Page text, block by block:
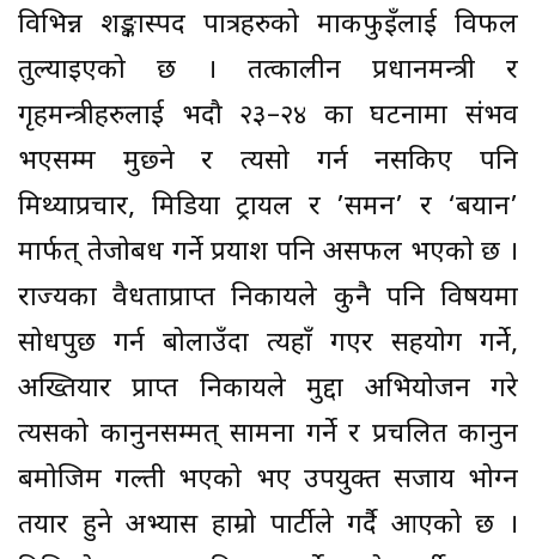
विभिन्न शङ्कास्पद पात्रहरुको माकफुइँलाई विफल
तुल्याइएको छ । तत्कालीन प्रधानमन्त्री र
गृहमन्त्रीहरुलाई भदौ २३–२४ का घटनामा संभव
भएसम्म मुछ्ने र त्यसो गर्न नसकिए पनि
मिथ्याप्रचार, मिडिया ट्रायल र ’समन’ र ‘बयान’
मार्फत् तेजोबध गर्ने प्रयाश पनि असफल भएको छ ।
राज्यका वैधताप्राप्त निकायले कुनै पनि विषयमा
सोधपुछ गर्न बोलाउँदा त्यहाँ गएर सहयोग गर्ने,
अख्तियार प्राप्त निकायले मुद्दा अभियोजन गरे
त्यसको कानुनसम्मत् सामना गर्ने र प्रचलित कानुन
बमोजिम गल्ती भएको भए उपयुक्त सजाय भोग्न
तयार हुने अभ्यास हाम्रो पार्टीले गर्दै आएको छ ।